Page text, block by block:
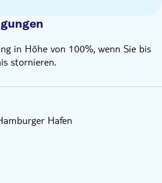
in Höhe von 100%, wenn Sie bis
stornieren.
Hafen